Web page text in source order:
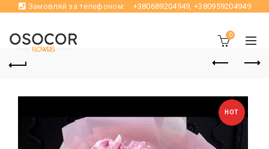
Замовляй за телефоном: +380689204949,+380959204949
0
HOT